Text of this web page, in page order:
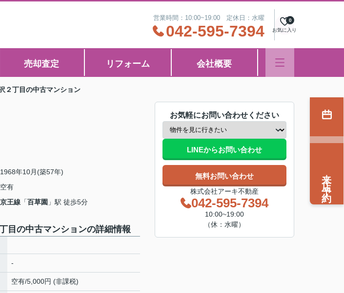
営業時間：10:00~19:00 定休日：水曜
042-595-7394 お気に入り
0
売却査定 リフォーム 会社概要
２丁目の中古マンション
1968年10月(築57年)
空有
京王線 「百草園 」駅 徒歩5分
目の中古マンションの詳細情報
-
空有/5,000円 (非課税)
お気軽にお問い合わせください
LINEからお問い合わせ
無料お問い合わせ
株式会社アーキ不動産
042-595-7394
10:00~19:00
（休：水曜）
来店予約